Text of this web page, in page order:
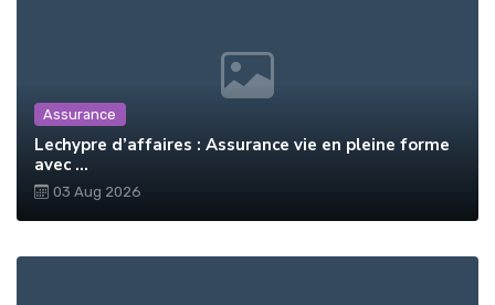
Assurance
Lechypre d’affaires : Assurance vie en pleine forme
avec ...
03 Aug 2026